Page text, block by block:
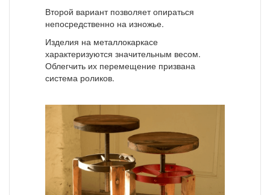
Второй вариант позволяет опираться
непосредственно на изножье.
Изделия на металлокаркасе
характеризуются значительным весом.
Облегчить их перемещение призвана
система роликов.